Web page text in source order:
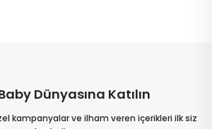
Dünyasına Katılın
kampanyalar ve ilham veren içerikleri ilk siz